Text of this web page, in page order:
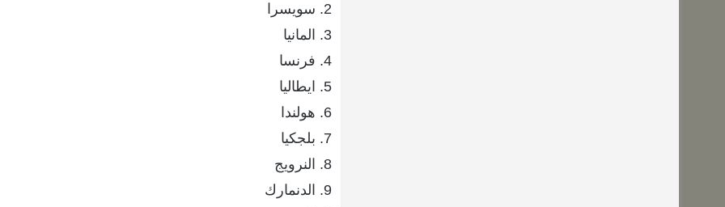
سويسرا
المانيا
فرنسا
ايطاليا
هولندا
بلجكيا
النرويج
الدنمارك